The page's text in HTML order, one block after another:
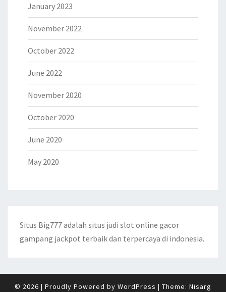
January 2023
November 2022
October 2022
June 2022
November 2020
October 2020
June 2020
May 2020
Situs Big777 adalah situs judi slot online gacor
gampang jackpot terbaik dan terpercaya di indonesia.
© 2026 | Proudly Powered by WordPress | Theme: Nisarg